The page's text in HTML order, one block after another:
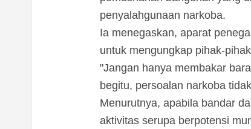
penyalahgunaan narkoba.
Ia menegaskan, aparat
untuk mengungkap pihak-
"Jangan hanya membakar
begitu, persoalan narkoba
Menurutnya, apabila bandar
aktivitas serupa berpotensi